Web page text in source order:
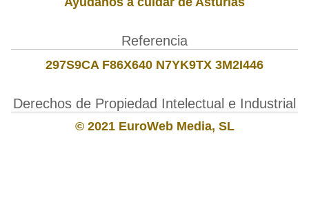
Referencia
297S9CA F86X640 N7YK9TX 3M2I446
Derechos de Propiedad Intelectual e Industrial
© 2021 EuroWeb Media, SL